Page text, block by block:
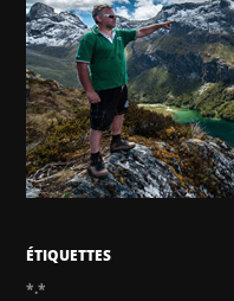
ÉTIQUETTES
*.*